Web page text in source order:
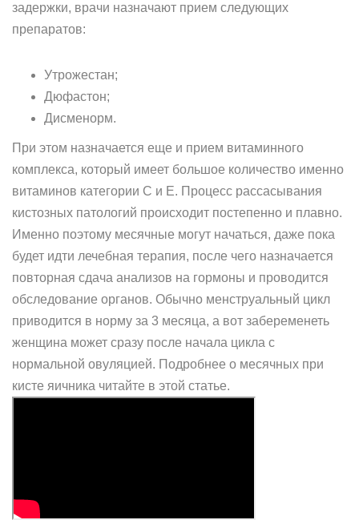
задержки, врачи назначают прием следующих
препаратов:
Утрожестан;
Дюфастон;
Дисменорм.
При этом назначается еще и прием витаминного
комплекса, который имеет большое количество именно
витаминов категории С и Е. Процесс рассасывания
кистозных патологий происходит постепенно и плавно.
Именно поэтому месячные могут начаться, даже пока
будет идти лечебная терапия, после чего назначается
повторная сдача анализов на гормоны и проводится
обследование органов. Обычно менструальный цикл
приводится в норму за 3 месяца, а вот забеременеть
женщина может сразу после начала цикла с
нормальной овуляцией. Подробнее о месячных при
кисте яичника читайте в этой статье.